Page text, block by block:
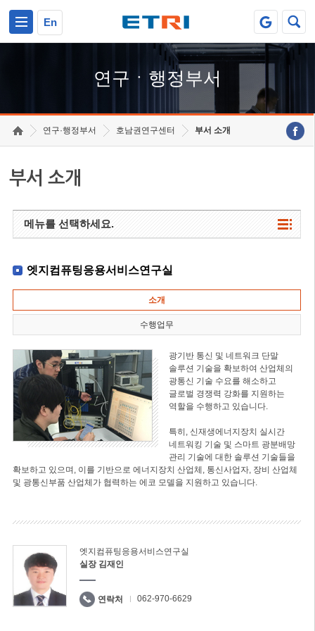
En
연구ㆍ행정부서
연구·행정부서 호남권연구센터 부서 소개
부서 소개
메뉴를 선택하세요.
엣지컴퓨팅응용서비스연구실
소개
수행업무
광기반 통신 및 네트워크 단말
솔루션 기술을 확보하여 산업체의
광통신 기술 수요를 해소하고
글로벌 경쟁력 강화를 지원하는
역할을 수행하고 있습니다.
특히, 신재생에너지장치 실시간
네트워킹 기술 및 스마트 광분배망
관리 기술에 대한 솔루션 기술들을
확보하고 있으며, 이를 기반으로 에너지장치 산업체, 통신사업자, 장비 산업체
및 광통신부품 산업체가 협력하는 에코 모델을 지원하고 있습니다.
엣지컴퓨팅응용서비스연구실
실장 김재인
연락처 062-970-6629